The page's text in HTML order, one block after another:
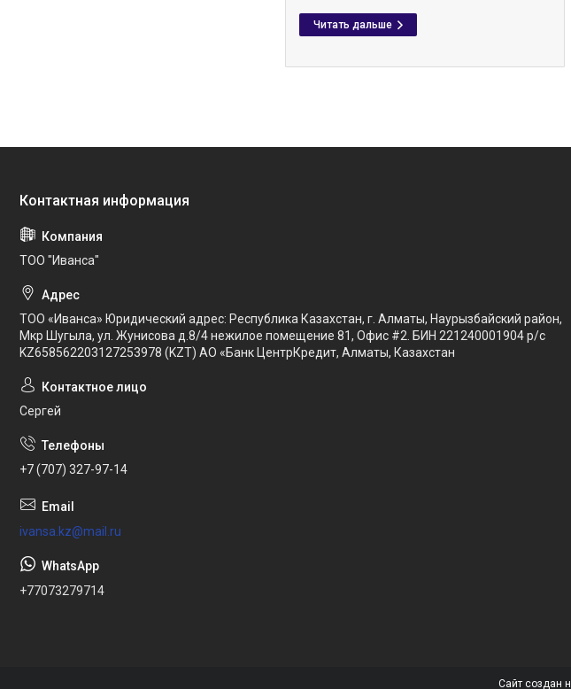
ТОО "Иванса"
ТОО «Иванса» Юридический адрес: Республика Казахстан, г. Алматы, Наурызбайский район,
Мкр Шугыла, ул. Жунисова д.8/4 нежилое помещение 81, Офис #2. БИН 221240001904 р/с
KZ658562203127253978 (KZT) АО «Банк ЦентрКредит, Алматы, Казахстан
Сергей
+7 (707) 327-97-14
ivansa.kz@mail.ru
+77073279714
Сайт создан